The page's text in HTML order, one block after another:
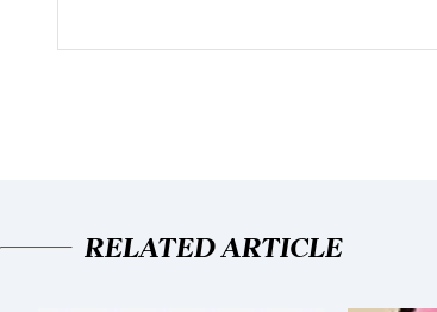
RELATED ARTICLE